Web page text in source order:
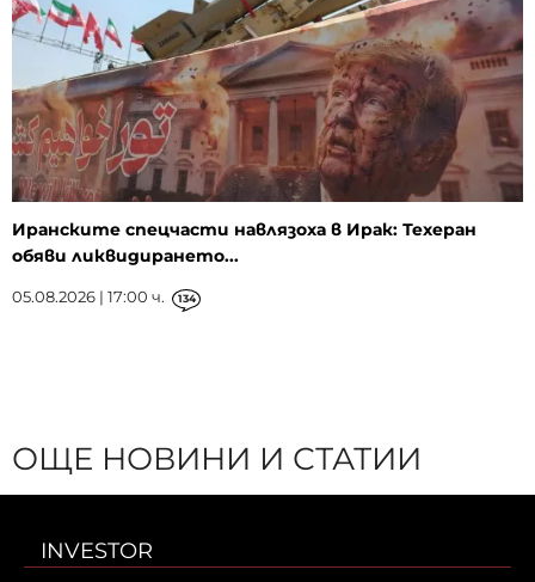
Иранските спецчасти навлязоха в Ирак: Техеран
обяви ликвидирането...
05.08.2026 | 17:00 ч. 134
ОЩЕ НОВИНИ И СТАТИИ
INVESTOR